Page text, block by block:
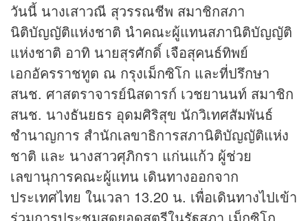
วันนี้ นางเสาวณี สุวรรณชีพ สมาชิกสภา
นิติบัญญัติแห่งชาติ นำคณะผู้แทนสภานิติบัญญัติ
แห่งชาติ อาทิ นายสุรศักดิ์ เจือสุคนธ์ทิพย์
เอกอัครราชทูต ณ กรุงเม็กซิโก และที่ปรึกษา
สนช. ศาสตราจารย์นิสดารก์ เวชยานนท์ สมาชิก
สนช. นางธันยธร อุดมศิริสุข นักวิเทศสัมพันธ์
ชำนาญการ สำนักเลขาธิการสภานิติบัญญัติแห่ง
ชาติ และ นางสาวศุภิกรา แก่นแก้ว ผู้ช่วย
เลขานุการคณะผู้แทน เดินทางออกจาก
ประเทศไทย ในเวลา 13.20 น. เพื่อเดินทางไปเข้า